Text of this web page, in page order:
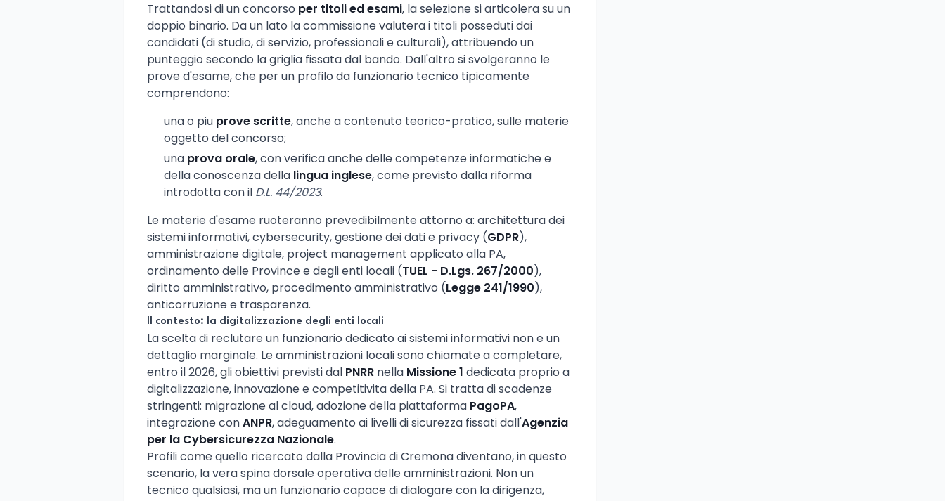
Trattandosi di un concorso per titoli ed esami, la selezione si articolera su un
doppio binario. Da un lato la commissione valutera i titoli posseduti dai
candidati (di studio, di servizio, professionali e culturali), attribuendo un
punteggio secondo la griglia fissata dal bando. Dall'altro si svolgeranno le
prove d'esame, che per un profilo da funzionario tecnico tipicamente
comprendono:
una o piu prove scritte, anche a contenuto teorico-pratico, sulle materie
oggetto del concorso;
una prova orale, con verifica anche delle competenze informatiche e
della conoscenza della lingua inglese, come previsto dalla riforma
introdotta con il D.L. 44/2023.
Le materie d'esame ruoteranno prevedibilmente attorno a: architettura dei
sistemi informativi, cybersecurity, gestione dei dati e privacy (GDPR),
amministrazione digitale, project management applicato alla PA,
ordinamento delle Province e degli enti locali (TUEL - D.Lgs. 267/2000),
diritto amministrativo, procedimento amministrativo (Legge 241/1990),
anticorruzione e trasparenza.
Il contesto: la digitalizzazione degli enti locali
La scelta di reclutare un funzionario dedicato ai sistemi informativi non e un
dettaglio marginale. Le amministrazioni locali sono chiamate a completare,
entro il 2026, gli obiettivi previsti dal PNRR nella Missione 1 dedicata proprio a
digitalizzazione, innovazione e competitivita della PA. Si tratta di scadenze
stringenti: migrazione al cloud, adozione della piattaforma PagoPA,
integrazione conANPR, adeguamento ai livelli di sicurezza fissati dall'Agenzia
per la Cybersicurezza Nazionale.
Profili come quello ricercato dalla Provincia di Cremona diventano, in questo
scenario, la vera spina dorsale operativa delle amministrazioni. Non un
tecnico qualsiasi, ma un funzionario capace di dialogare con la dirigenza,